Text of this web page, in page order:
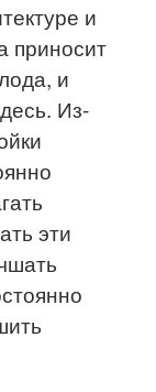
и
приносит
и
Из-
эти